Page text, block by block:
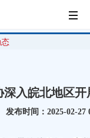
深入皖北地区
发布时间：2025-02-